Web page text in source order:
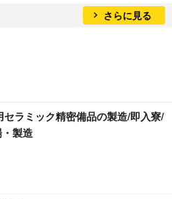
さらに見る
セラミック精密備品の製造/即入寮/
製造